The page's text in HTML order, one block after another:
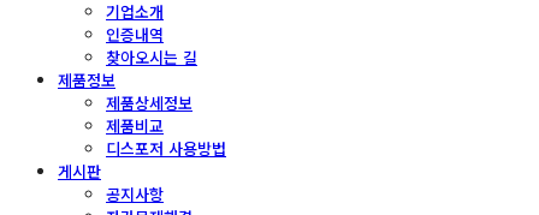
기업소개
인증내역
찾아오시는 길
제품정보
제품상세정보
제품비교
디스포저 사용방법
게시판
공지사항